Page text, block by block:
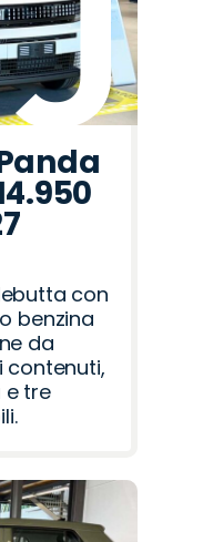
con
benzina
da
contenuti,
e tre